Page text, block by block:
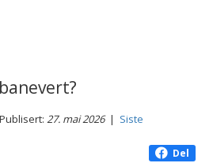
27. mai 2026| Siste
Del